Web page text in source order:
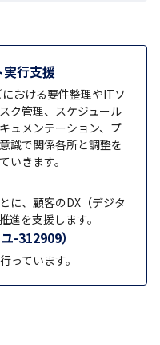
行支援
おける要件整理やITソ
ク管理、スケジュール
ュメンテーション、プ
識で関係各所と調整を
いきます。
に、顧客のDX（デジタ
進を支援します。
-312909）
っています。